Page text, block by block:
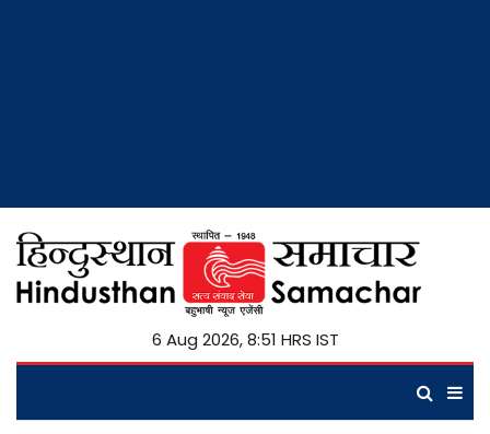
6 Aug 2026, 8:51 HRS IST